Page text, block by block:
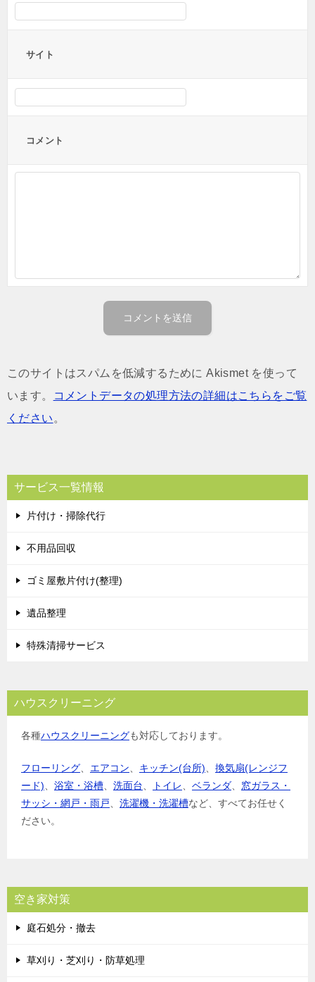
サイト
コメント
このサイトはスパムを低減するために Akismet を使って
います。
コメントデータの処理方法の詳細はこちらをご覧
ください。
サービス一覧情報
片付け・掃除代行
不用品回収
ゴミ屋敷片付け(整理)
遺品整理
特殊清掃サービス
ハウスクリーニング
各種ハウスクリーニングも対応しております。
フローリング、 エアコン、 キッチン(台所)、 換気扇(レンジフ
ード)、 浴室・浴槽、 洗面台、 トイレ、 ベランダ、 窓ガラス・
サッシ・網戸・雨戸、 洗濯機・洗濯槽など、すべてお任せく
ださい。
空き家対策
庭石処分・撤去
草刈り・芝刈り・防草処理